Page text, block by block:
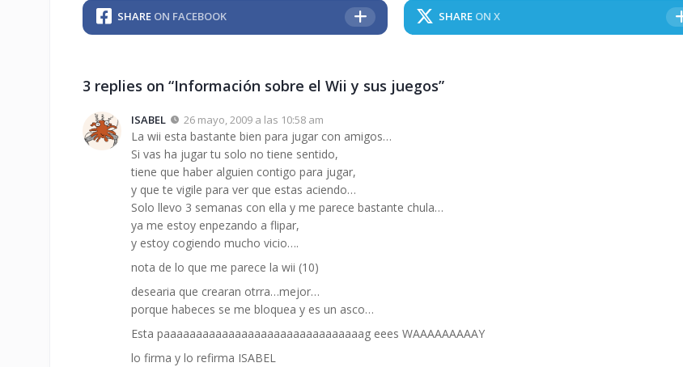
SHARE ON FACEBOOK SHARE ON X
3 replies on “Información sobre el Wii y sus juegos”
ISABEL 26 mayo, 2009 a las 10:58 am
La wii esta bastante bien para jugar con amigos…
Si vas ha jugar tu solo no tiene sentido,
tiene que haber alguien contigo para jugar,
y que te vigile para ver que estas aciendo…
Solo llevo 3 semanas con ella y me parece bastante chula…
ya me estoy enpezando a flipar,
y estoy cogiendo mucho vicio….
nota de lo que me parece la wii (10)
desearia que crearan otrra…mejor…
porque habeces se me bloquea y es un asco…
Esta paaaaaaaaaaaaaaaaaaaaaaaaaaaaaaag eees WAAAAAAAAAY
lo firma y lo refirma ISABEL